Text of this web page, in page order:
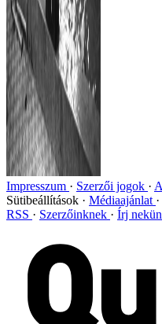
Impresszum Szerzői jogok
Sütibeállítások
Médiaajánlat
RSS
Szerzőinknek Írj